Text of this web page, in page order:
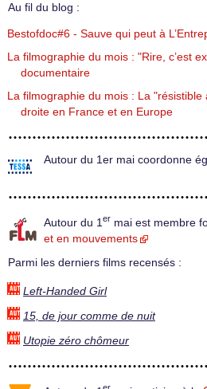
Au fil du blog :
Bestofdoc#6 - Sauve qui peut à
La filmographie du mois : "Rire, c’est
documentaire
La filmographie du mois : La "résistible
droite en France et en Europe
Autour du 1er mai coordonne
Autour du 1 er mai est membre
et en mouvements
Parmi les derniers films recensés :
Left-Handed Girl
15, de jour comme de nuit
Utopie zéro chômeur
er